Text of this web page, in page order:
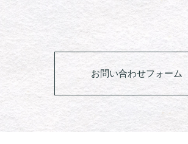
お問い合わせフォーム